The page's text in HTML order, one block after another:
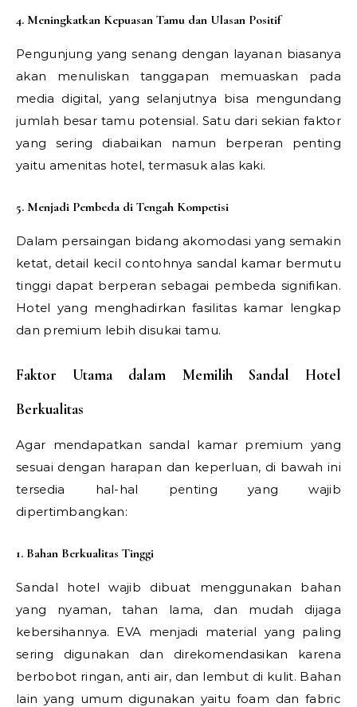
4. Meningkatkan Kepuasan Tamu dan Ulasan Positif
Pengunjung yang senang dengan layanan biasanya
akan menuliskan tanggapan memuaskan pada
media digital, yang selanjutnya bisa mengundang
jumlah besar tamu potensial. Satu dari sekian faktor
yang sering diabaikan namun berperan penting
yaitu amenitas hotel, termasuk alas kaki.
5. Menjadi Pembeda di Tengah Kompetisi
Dalam persaingan bidang akomodasi yang semakin
ketat, detail kecil contohnya sandal kamar bermutu
tinggi dapat berperan sebagai pembeda signifikan.
Hotel yang menghadirkan fasilitas kamar lengkap
dan premium lebih disukai tamu.
Faktor Utama dalam Memilih Sandal Hotel
Berkualitas
Agar mendapatkan sandal kamar premium yang
sesuai dengan harapan dan keperluan, di bawah ini
tersedia hal-hal penting yang wajib
dipertimbangkan:
1. Bahan Berkualitas Tinggi
Sandal hotel wajib dibuat menggunakan bahan
yang nyaman, tahan lama, dan mudah dijaga
kebersihannya. EVA menjadi material yang paling
sering digunakan dan direkomendasikan karena
berbobot ringan, anti air, dan lembut di kulit. Bahan
lain yang umum digunakan yaitu foam dan fabric